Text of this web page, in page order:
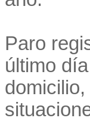
Paro
último